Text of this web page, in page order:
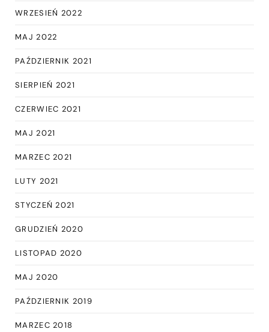
WRZESIEŃ 2022
MAJ 2022
PAŹDZIERNIK 2021
SIERPIEŃ 2021
CZERWIEC 2021
MAJ 2021
MARZEC 2021
LUTY 2021
STYCZEŃ 2021
GRUDZIEŃ 2020
LISTOPAD 2020
MAJ 2020
PAŹDZIERNIK 2019
MARZEC 2018